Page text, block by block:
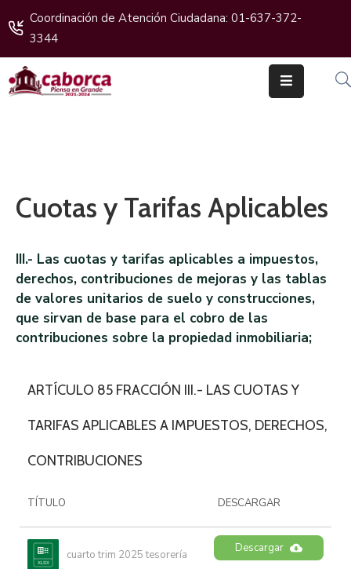
Coordinación de Atención Ciudadana: 01-637-372-
3344
Inicio
Transparencia
Cuotas y Tarifas Aplicables
III.- Las cuotas y tarifas aplicables a impuestos,
derechos, contribuciones de mejoras y las tablas
de valores unitarios de suelo y construcciones,
que sirvan de base para el cobro de las
contribuciones sobre la propiedad inmobiliaria;
ARTÍCULO 85 FRACCIÓN III.- LAS CUOTAS Y
TARIFAS APLICABLES A IMPUESTOS, DERECHOS,
CONTRIBUCIONES
TÍTULO DESCARGAR
cuarto trim 2025 tesorería Descargar